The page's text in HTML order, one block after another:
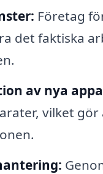
Företag
det faktiska
av nya
vilket